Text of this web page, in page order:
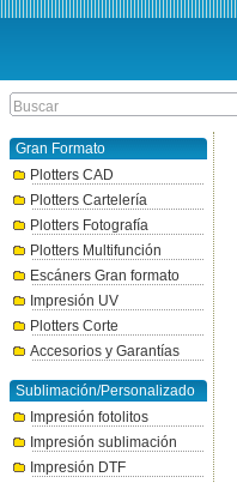
Gran Formato
Plotters CAD
Plotters Cartelería
Plotters Fotografía
Plotters Multifunción
Escáners Gran formato
Impresión UV
Plotters Corte
Accesorios y Garantías
Sublimación/Personalizado
Impresión fotolitos
Impresión sublimación
Impresión DTF